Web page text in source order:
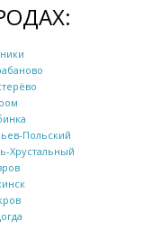
Польский
Хрустальный